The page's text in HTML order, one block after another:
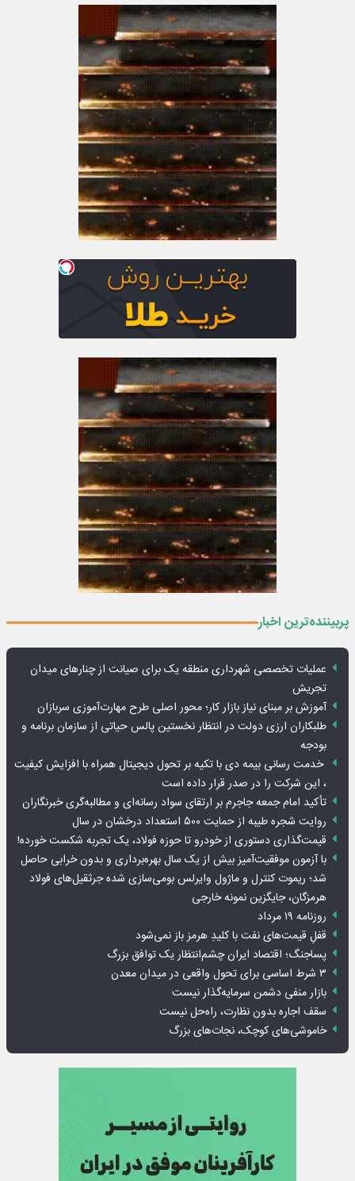
پربیننده‌ترین اخبار
عملیات تخصصی شهرداری منطقه یک برای صیانت از چنارهای میدان
تجریش
آموزش بر مبنای نیاز بازار کار؛ محور اصلی طرح مهارت‌آموزی سربازان
طلبکاران ارزی دولت در انتظار نخستین پالس حیاتی از سازمان برنامه و
بودجه
خدمت رسانی بیمه دی با تکیه بر تحول دیجیتال همراه با افزایش کیفیت
، این شرکت را در صدر قرار داده است
تأکید امام جمعه جاجرم بر ارتقای سواد رسانه‌ای و مطالبه‌گری خبرنگاران
روایت شجره طیبه از حمایت ۵۰۰ استعداد درخشان در سال
قیمت‌گذاری دستوری از خودرو تا حوزه فولاد، یک تجربه شکست خورده!
با آزمون موفقیت‌آمیز بیش از یک سال بهره‌برداری و بدون خرابی حاصل
شد؛ ریموت کنترل و ماژول وایرلس بومی‌سازی شده جرثقیل‌های فولاد
هرمزگان، جایگزین نمونه خارجی
روزنامه ۱۹ مرداد
قفلِ قیمت‌های نفت با کلیدِ هرمز باز نمی‌شود
پساجنگ؛ اقتصاد ایران چشم‌انتظار یک توافق بزرگ
۳ شرط اساسی برای تحول واقعی در میدان معدن
بازار منفی دشمن سرمایه‌گذار نیست
سقف اجاره بدون نظارت، راه‌حل نیست
خاموشی‌های کوچک، نجات‌های بزرگ